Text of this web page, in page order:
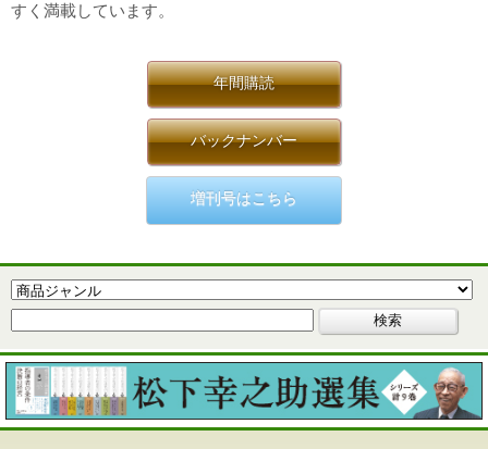
すく満載しています。
年間購読
バックナンバー
増刊号はこちら